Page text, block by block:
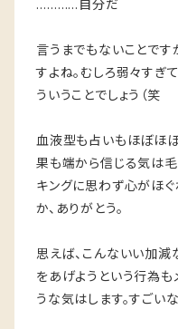
…………自分だ
言うまでもないことです
すよね。むしろ弱々すぎ
ういうことでしょう（笑
血液型も占いもほぼほ
果も端から信じる気は
キングに思わず心がほ
か、ありがとう。
思えば、こんないい加
をあげようという行為も
うな気はします。すごいな